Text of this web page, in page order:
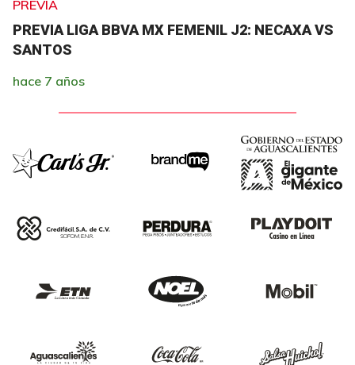
PREVIA
PREVIA LIGA BBVA MX FEMENIL J2: NECAXA VS
SANTOS
hace 7 años